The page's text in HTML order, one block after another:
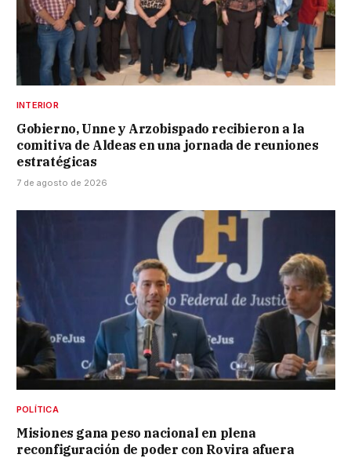
INTERIOR
Gobierno, Unne y Arzobispado recibieron a la
comitiva de Aldeas en una jornada de reuniones
estratégicas
7 de agosto de 2026
POLÍTICA
Misiones gana peso nacional en plena
reconfiguración de poder con Rovira afuera